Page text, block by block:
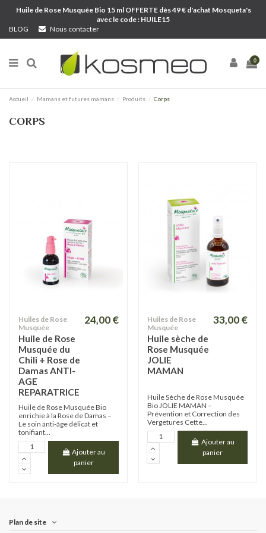
Huile de Rose Musquée Bio 15 ml OFFERTE dès 49 € d'achat Mosqueta's
avec le code : HUILE15
BLOG
Nous contacter
0
Accueil Mamans et futures mamans Produits Corps
CORPS
Huiles de Rose
Musquée
Huile de Rose
Musquée du
Chili + Rose de
Damas ANTI-
AGE
REPARATRICE
24,00 €
Huile de Rose Musquée Bio
enrichie à la Rose de Damas –
Le soin anti-âge délicat et
tonifiant...
Ajouter au
panier
Huiles de Rose
Musquée
Huile sèche de
Rose Musquée
JOLIE
MAMAN
33,00 €
Huile Sèche de Rose Musquée
Bio JOLIE MAMAN –
Prévention et Correction des
Vergetures Cette...
Ajouter au
panier
Plan de site